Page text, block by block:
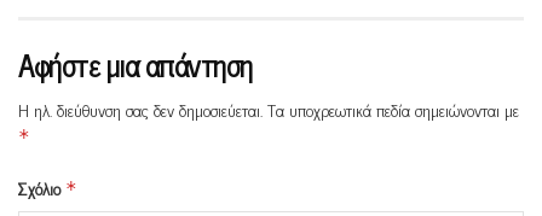
Αφήστε μια απάντηση
Η ηλ. διεύθυνση σας δεν δημοσιεύεται.Τα υποχρεωτικά πεδία σημειώνονται με
*
Σχόλιο *